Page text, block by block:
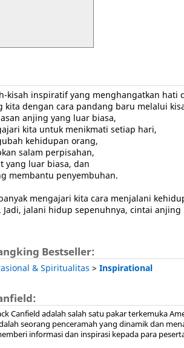
kisah inspiratif yang menghangatkan
kita dengan cara pandang baru melalui
anjing yang luar biasa,
kita untuk menikmati setiap hari,
kehidupan orang,
salam perpisahan,
yang luar biasa, dan
membantu penyembuhan.
mengajari kita cara menjalani
Jadi, jalani hidup sepenuhnya, cintai
Bestseller:
& Spiritualitas > Inspirational
Canfield adalah salah satu pakar terkemuka
seorang penceramah yang dinamik dan
informasi dan inspirasi kepada para